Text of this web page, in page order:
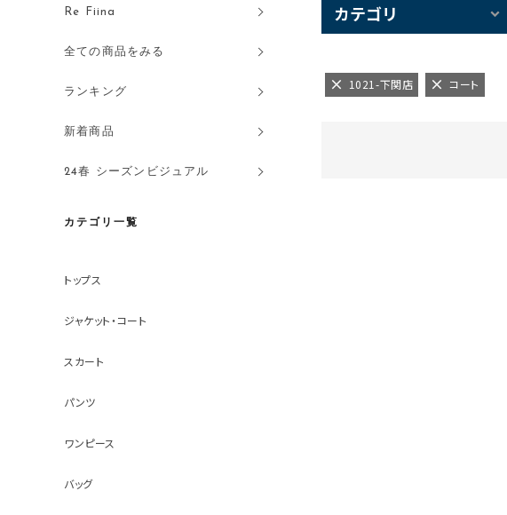
Re Fiina
全ての商品をみる
ランキング
新着商品
24春 シーズンビジュアル
カテゴリ一覧
トップス
ジャケット・コート
スカート
パンツ
ワンピース
バッグ
カテゴリ
1021-下関店 コート